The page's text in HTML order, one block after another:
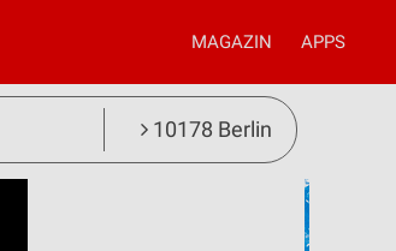
MAGAZIN APPS
10178 Berlin